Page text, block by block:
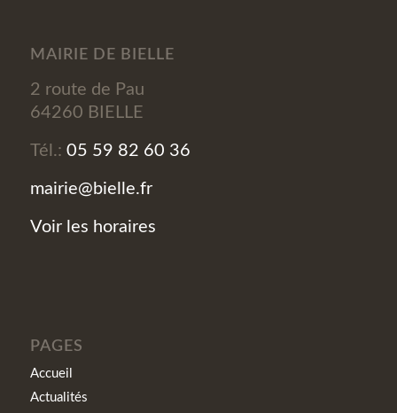
MAIRIE DE BIELLE
2 route de Pau
64260 BIELLE
Tél.: 05 59 82 60 36
mairie@bielle.fr
Voir les horaires
PAGES
Accueil
Actualités